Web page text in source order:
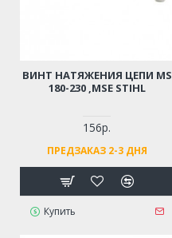
ВИНТ НАТЯЖЕНИЯ ЦЕПИ MS
180-230 ,MSE STIHL
156р.
ПРЕДЗАКАЗ 2-3 ДНЯ
Купить